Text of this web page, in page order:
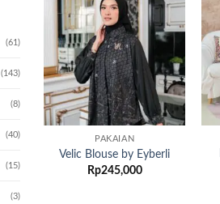
(61)
(143)
(8)
(40)
(15)
(3)
Add to
wishlist
PAKAIAN
Velic Blouse by Eyberli
Rp245,000